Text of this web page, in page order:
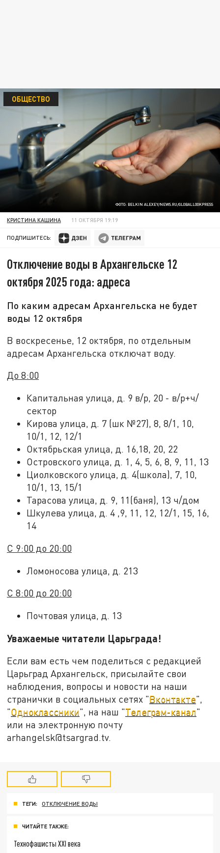
ФОТО: BELKIN ALEXEY/NEWS.RU/GLOBALLOOKPRESS
ОБЩЕСТВО
КРИСТИНА КАШИНА 11 ОКТЯБРЯ 19:19
ПОДПИШИТЕСЬ:
Отключение воды в Архангельске 12
октября 2025 года: адреса
По каким адресам Архангельска не будет
воды 12 октября
В воскресенье, 12 октября, по отдельным
адресам Архангельска отключат воду.
До 8:00
Капитальная улица, д. 9 в/р, 20 - в/р+ч/
сектор
Кирова улица, д. 7 (шк №27), 8, 8/1, 10,
10/1, 12, 12/1
Октябрьская улица, д. 16,18, 20, 22
Островского улица, д. 1, 4, 5, 6, 8, 9, 11, 13
Циолковского улица, д. 4(школа), 7, 10,
10/1, 13, 15/1
Тарасова улица, д. 9, 11(баня), 13 ч/дом
Шкулева улица, д. 4 ,9, 11, 12, 12/1, 15, 16,
14
С 9:00 до 20:00
Ломоносова улица, д. 213
С 8:00 до 20:00
Почтовая улица, д. 13
Уважаемые читатели Царьграда!
Если вам есть чем поделиться с редакцией
Царьград Архангельск, присылайте свои
наблюдения, вопросы и новости на наши
странички в социальных сетях "Вконтакте",
"Одноклассники", на наш "Телеграм-канал"
или на электронную почту
arhangelsk@tsargrad.tv.
ТЕГИ: ОТКЛЮЧЕНИЕ ВОДЫ
ЧИТАЙТЕ ТАКЖЕ:
Технофашисты XXI века